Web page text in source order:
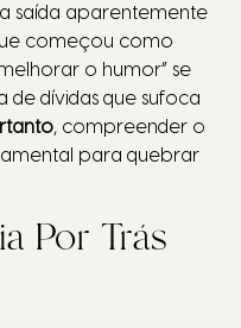
saída aparentemente
começou como
o humor” se
dívidas que sufoca
, compreender o
para quebrar
Por Trás